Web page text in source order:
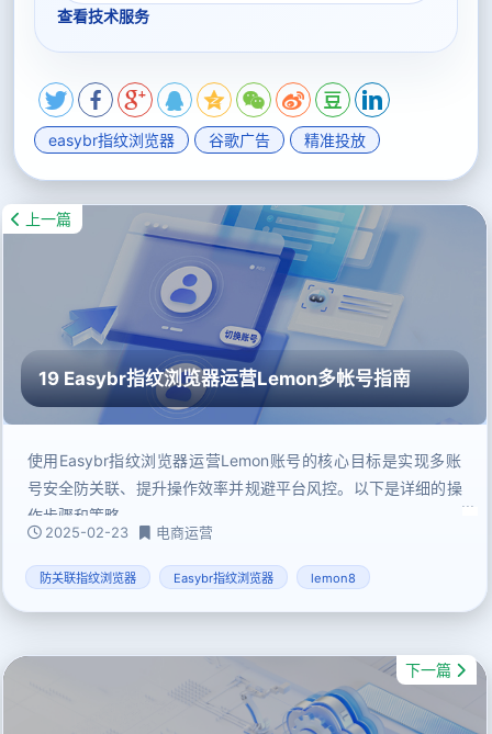
查看技术服务
easybr指纹浏览器 谷歌广告 精准投放
上一篇
19 Easybr指纹浏览器运营Lemon多帐号指南
使用Easybr指纹浏览器运营Lemon账号的核心目标是实现多账
号安全防关联、提升操作效率并规避平台风控。以下是详细的操
作步骤和策略
2025-02-23 电商运营
防关联指纹浏览器 Easybr指纹浏览器 lemon8
下一篇